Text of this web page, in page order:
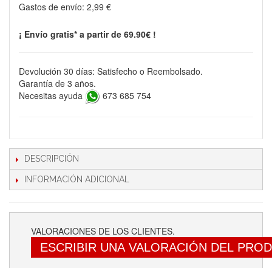
Gastos de envío: 2,99 €
¡ Envío gratis* a partir de 69.90€ !
Devolución 30 días: Satisfecho o Reembolsado.
Garantía de 3 años.
Necesitas ayuda
673 685 754
DESCRIPCIÓN
INFORMACIÓN ADICIONAL
VALORACIONES DE LOS CLIENTES.
ESCRIBIR UNA VALORACIÓN DEL